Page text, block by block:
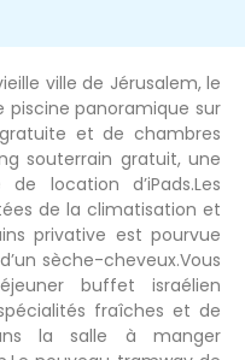
ville de Jérusalem, le
piscine panoramique sur
et de chambres
souterrain gratuit, une
location d’iPads.Les
de la climatisation et
privative est pourvue
sèche-cheveux.Vous
buffet israélien
fraîches et de
la salle à manger